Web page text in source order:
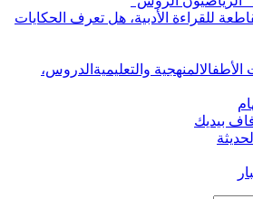
للقراءة الأدبية، هل تعرف الحكايات
الأطفالالمنهجية والتعليمية الدروس،
بيديك